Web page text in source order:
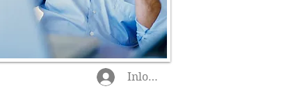
Inloggen